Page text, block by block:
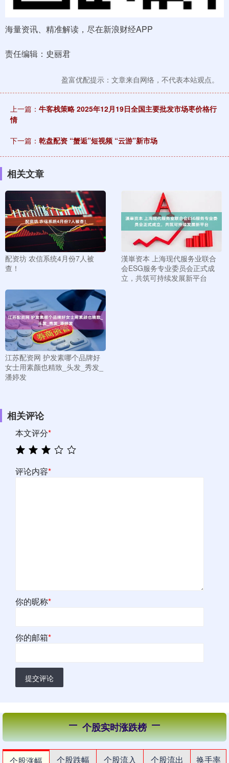
海量资讯、精准解读，尽在新浪财经APP
责任编辑：史丽君
盈富优配提示：文章来自网络，不代表本站观点。
上一篇： 牛客栈策略 2025年12月19日全国主要批发市场枣价格行
情
下一篇： 乾盘配资 “蟹逅”短视频 “云游”新市场
相关文章
配资坊 农信系统4月份7人被
查！
漢崋资本 上海现代服务业联合
会ESG服务专业委员会正式成
立，共筑可持续发展新平台
江苏配资网 护发素哪个品牌好
女士用素颜也精致_头发_秀发_
潘婷发
相关评论
本文评分*
评论内容*
你的昵称*
你的邮箱*
提交评论
个股实时涨跌榜
个股跌幅 个股流入 个股流出
换手率